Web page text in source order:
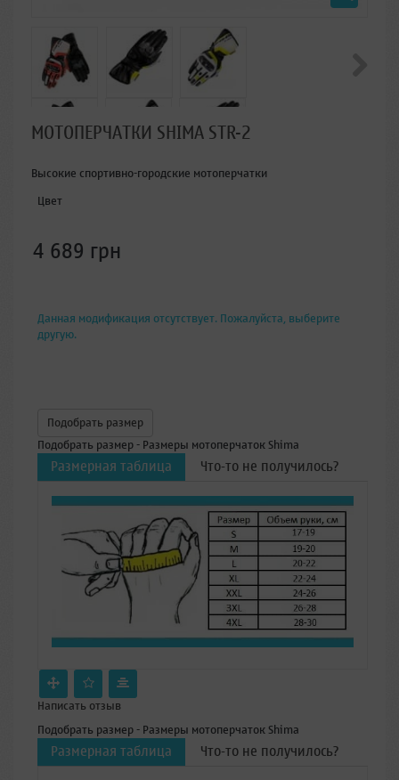
МОТОПЕРЧАТКИ SHIMA STR-2
Высокие спортивно-городские мотоперчатки
Цвет
4 689 грн
Данная модификация отсутствует. Пожалуйста, выберите
другую.
Подобрать размер
Подобрать размер - Размеры мотоперчаток Shima
Размерная таблица Что-то не получилось?
Написать отзыв
Подобрать размер - Размеры мотоперчаток Shima
Размерная таблица Что-то не получилось?